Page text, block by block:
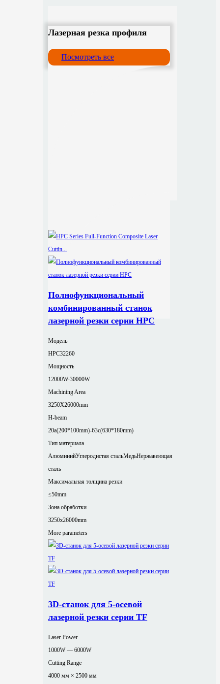
Лазерная резка профиля
Посмотреть все
Полнофункциональный
комбинированный станок
лазерной резки серии HPC
Модель
HPC32260
Мощность
12000W-30000W
Machining Area
3250X26000mm
H-beam
20a(200*100mm)-63c(630*180mm)
Тип материала
АлюминийУглеродистая стальМедьНержавеющая
сталь
Максимальная толщина резки
≤50mm
Зона обработки
3250x26000mm
More parameters
3D-станок для 5-осевой
лазерной резки серии TF
Laser Power
1000W — 6000W
Cutting Range
4000 мм × 2500 мм